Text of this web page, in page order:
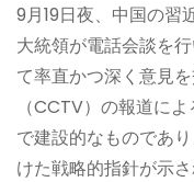
9月19日夜、中国の習
大統領が電話会談を
て率直かつ深く意見
（CCTV）の報道に
で建設的なものであ
けた戦略的指針が示さ